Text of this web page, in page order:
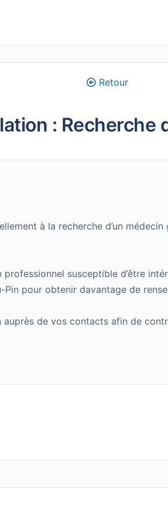
Retour
: Recherche
à la recherche d’un
susceptible d’être
pour obtenir davantage de
de vos contacts afin de